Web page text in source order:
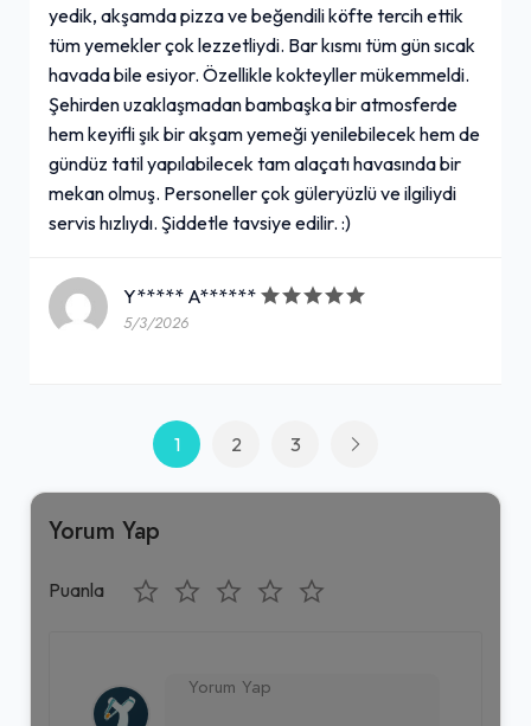
yedik, akşamda pizza ve beğendili köfte tercih ettik
tüm yemekler çok lezzetliydi. Bar kısmı tüm gün sıcak
havada bile esiyor. Özellikle kokteyller mükemmeldi.
Şehirden uzaklaşmadan bambaşka bir atmosferde
hem keyifli şık bir akşam yemeği yenilebilecek hem de
gündüz tatil yapılabilecek tam alaçatı havasında bir
mekan olmuş. Personeller çok güleryüzlü ve ilgiliydi
servis hızlıydı. Şiddetle tavsiye edilir. :)
Y***** A******
5/3/2026
1 2 3
Yorum Yap
Puanla